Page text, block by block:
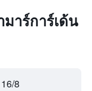
าร์การ์เด้น
8